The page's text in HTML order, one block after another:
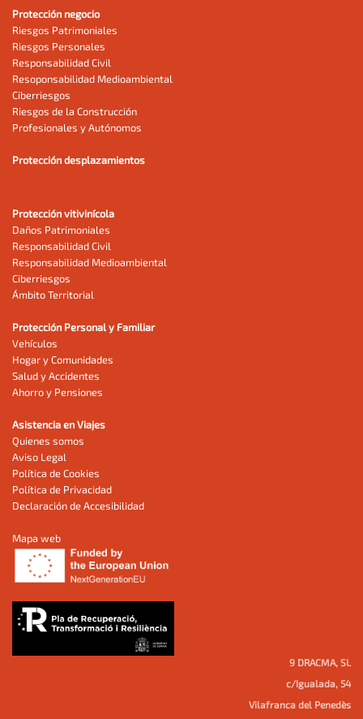
Protección negocio
Riesgos Patrimoniales
Riesgos Personales
Responsabilidad Civil
Resoponsabilidad Medioambiental
Ciberriesgos
Riesgos de la Construcción
Profesionales y Autónomos
Protección desplazamientos
Protección vitivinícola
Daños Patrimoniales
Responsabilidad Civil
Responsabilidad Medioambiental
Ciberriesgos
Ámbito Territorial
Protección Personal y Familiar
Vehículos
Hogar y Comunidades
Salud y Accidentes
Ahorro y Pensiones
Asistencia en Viajes
Quienes somos
Aviso Legal
Política de Cookies
Política de Privacidad
Declaración de Accesibilidad
Mapa web
9 DRACMA, SL
c/Igualada, 54
Vilafranca del Penedès